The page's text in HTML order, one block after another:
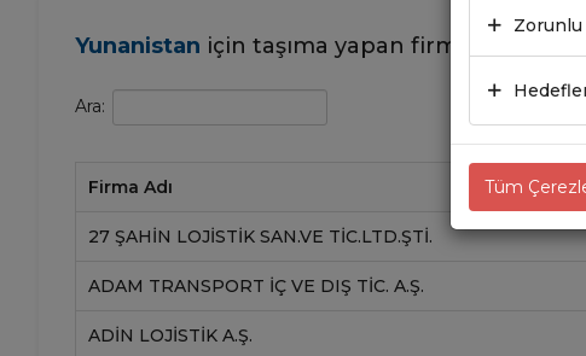
Yunanistan için taşıma yapan firmalar
Ara:
Firma Adı
27 ŞAHIN LOJISTIK SAN.VE TIC.LTD.ŞTI.
ADAM TRANSPORT İÇ VE DIŞ TIC. A.Ş.
ADIN LOJISTIK A.Ş.
Zorunlu
Tüm